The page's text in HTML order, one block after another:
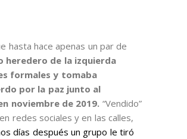
hasta hace apenas un par de
heredero de la izquierda
formales y tomaba
por la paz junto al
noviembre de 2019. “Vendido”
redes sociales y en las calles,
días después un grupo le tiró